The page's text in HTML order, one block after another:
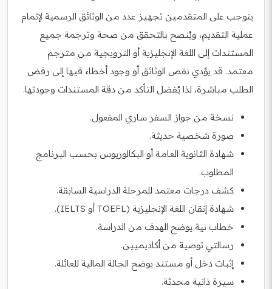
يتوجب على المتقدمين تجهيز عدد من الوثائق الرسمية لإتمام
عملية التقديم، ويُنصح بالتحقق من صحة وترجمة جميع
المستندات إلى اللغة الإنجليزية أو النرويجية من مترجم
معتمد. قد يؤدي نقص الوثائق أو وجود أخطاء فيها إلى رفض
الطلب مباشرة، لذا يُفضل التأكد من دقة المستندات وجودتها.
نسخة من جواز السفر ساري المفعول.
صورة شخصية حديثة.
شهادة الثانوية العامة أو البكالوريوس بحسب البرنامج
المطلوب.
كشف درجات معتمد للمرحلة الدراسية السابقة.
شهادة إتقان اللغة الإنجليزية (TOEFL أو IELTS).
خطاب نية يوضح الهدف من الدراسة.
رسالتي توصية من أكاديميين.
إثبات دخل أو مستند يوضح الحالة المالية للعائلة.
سيرة ذاتية محدثة.